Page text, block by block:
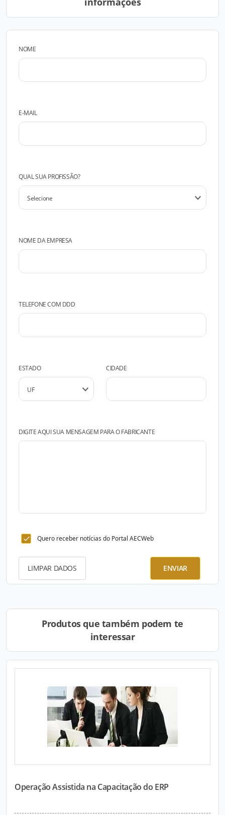
NOME
E-MAIL
QUAL SUA PROFISSÃO?
NOME DA EMPRESA
TELEFONE COM DDD
ESTADO CIDADE
DIGITE AQUI SUA MENSAGEM PARA O FABRICANTE
Quero receber notícias do Portal AECWeb
LIMPAR DADOS ENVIAR
Produtos que também podem te
interessar
Operação Assistida na Capacitação do ERP